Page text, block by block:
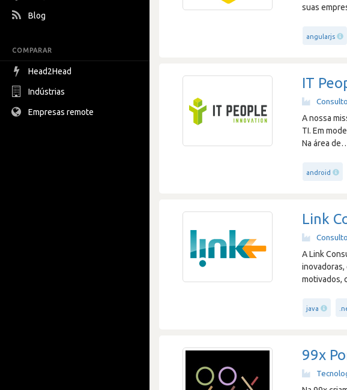
Blog
COMPARAR
Head2Head
Indústrias
Empresas remote
suas
angularjs
IT
A nossa
TI. Em
Na área de
android
Link
A Link
motivados,
java
99x